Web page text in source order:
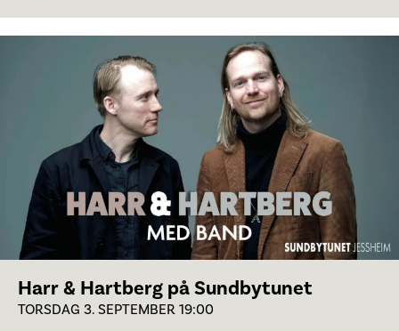
Harr & Hartberg på Sundbytunet
TORSDAG 3. SEPTEMBER 19:00